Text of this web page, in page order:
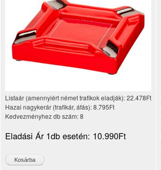
Listaár (amennyiért német trafikok eladják):22.478Ft
Hazai nagykerár (trafikár, áfás):8.795Ft
Kedvezményhez db szám:8
Eladási Ár 1db esetén: 10.990Ft